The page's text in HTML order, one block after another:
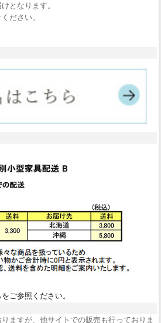
となります。
ださい。
ご参照ください。
ますが、他サイトでの販売も行っておりま